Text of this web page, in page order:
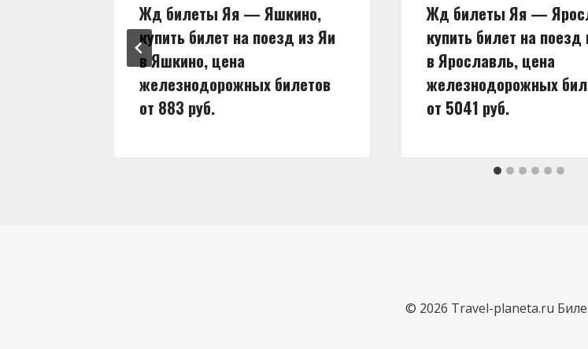
Жд билеты Яя — Яшкино,
купить билет на поезд из Яи
в Яшкино, цена
железнодорожных билетов
от 883 руб.
Жд билеты Яя —
купить билет на поезд
в Ярославль, цена
железнодорожных
от 5041 руб.
© 2026 Travel-planeta.ru